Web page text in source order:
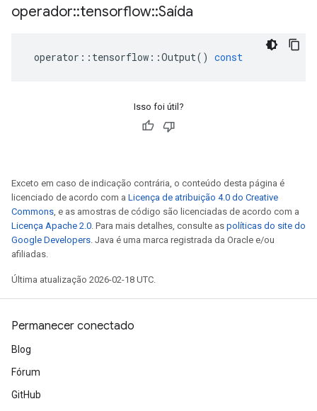
operador::tensorflow::Saída
operator :: tensorflow ::Output() const
Isso foi útil?
Exceto em caso de indicação contrária, o conteúdo desta página é
licenciado de acordo com a Licença de atribuição 4.0 do Creative
Commons, e as amostras de código são licenciadas de acordo com a
Licença Apache 2.0. Para mais detalhes, consulte as políticas do site do
Google Developers. Java é uma marca registrada da Oracle e/ou
afiliadas.
Última atualização 2026-02-18 UTC.
Permanecer conectado
Blog
Fórum
GitHub